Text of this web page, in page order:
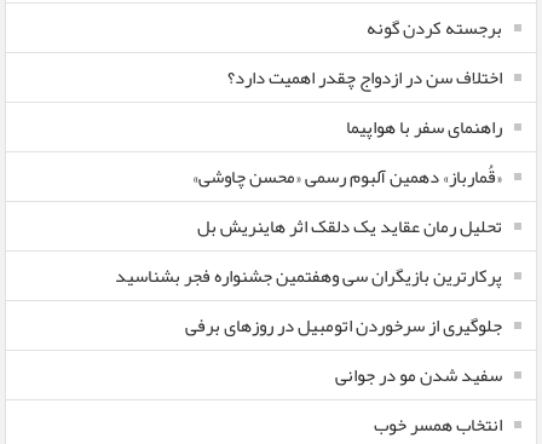
برجسته کردن گونه
اختلاف سن در ازدواج چقدر اهمیت دارد؟
راهنمای سفر با هواپیما
«قُمارباز» دهمین آلبوم رسمی «محسن چاوشی»
تحلیل رمان عقاید یک دلقک اثر هاینریش بل
پرکارترین بازیگران سی وهفتمین جشنواره فجر بشناسید
جلوگیری از سرخوردن اتومبیل در روزهای برفی
سفید شدن مو در جوانی
انتخاب همسر خوب